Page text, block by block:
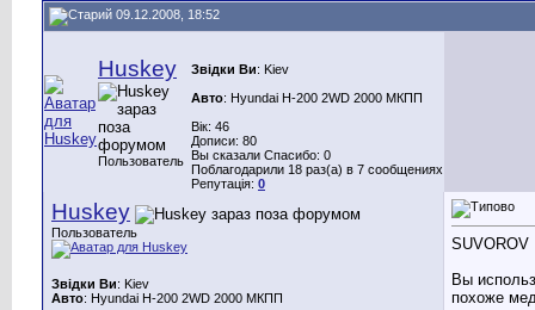
09.12.2008, 18:52
Huskey
Пользователь
Звідки Ви: Kiev
Авто: Hyundai H-200 2WD 2000 МКПП
Вік: 46
Дописи: 80
Вы сказали Спасибо: 0
Поблагодарили 18 раз(а) в 7 сообщениях
Репутація: 0
Huskey
Пользователь
Звідки Ви: Kiev
Авто: Hyundai H-200 2WD 2000 МКПП
SUVOROV
Вы
похоже